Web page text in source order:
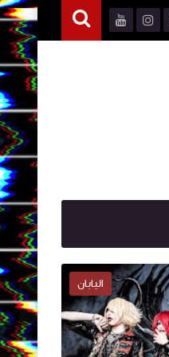
اليابان